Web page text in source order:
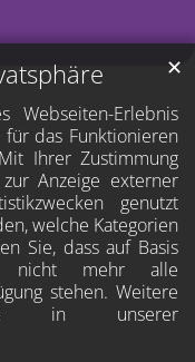
Erlebnis
das Funktionieren
Ihrer Zustimmung
Anzeige externer
genutzt
welche Kategorien
Sie, dass auf Basis
nicht mehr alle
stehen. Weitere
in unserer
✕